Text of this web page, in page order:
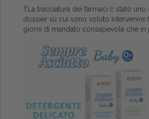
ŤLa tracciatura dei farmaci č stato uno
dossier su cui sono voluto intervenire
giorni di mandato consapevole che in